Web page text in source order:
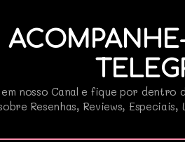
nosso Canal e fique por dentro
Resenhas, Reviews,